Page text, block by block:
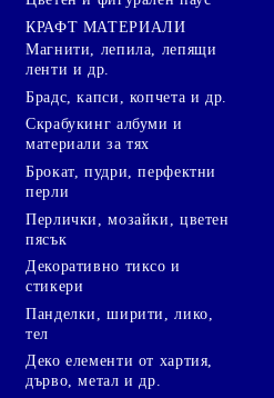
КРАФТ МАТЕРИАЛИ
Магнити, лепила, лепящи
ленти и др.
Брадс, капси, копчета и др.
Скрабукинг албуми и
материали за тях
Брокат, пудри, перфектни
перли
Перлички, мозайки, цветен
пясък
Декоративно тиксо и
стикери
Панделки, ширити, лико,
тел
Деко елементи от хартия,
дърво, метал и др.